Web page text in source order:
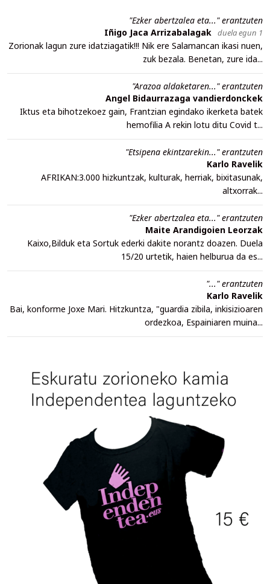
"Ezker abertzalea eta..." erantzuten
Iñigo Jaca Arrizabalagak duela egun 1
Zorionak lagun zure idatziagatik!!! Nik ere Salamancan ikasi nuen,
zuk bezala. Benetan, zure ida...
"Arazoa aldaketaren..." erantzuten
Angel Bidaurrazaga vandierdonckek
Iktus eta bihotzekoez gain, Frantzian egindako ikerketa batek
hemofilia A rekin lotu ditu Covid t...
"Etsipena ekintzarekin..." erantzuten
Karlo Ravelik
AFRIKAN:3.000 hizkuntzak, kulturak, herriak, bixitasunak,
altxorrak...
"Ezker abertzalea eta..." erantzuten
Maite Arandigoien Leorzak
Kaixo,Bilduk eta Sortuk ederki dakite norantz doazen. Duela
15/20 urtetik, haien helburua da es...
"..." erantzuten
Karlo Ravelik
Bai, konforme Joxe Mari. Hitzkuntza, "guardia zibila, inkisizioaren
ordezkoa, Espainiaren muina...